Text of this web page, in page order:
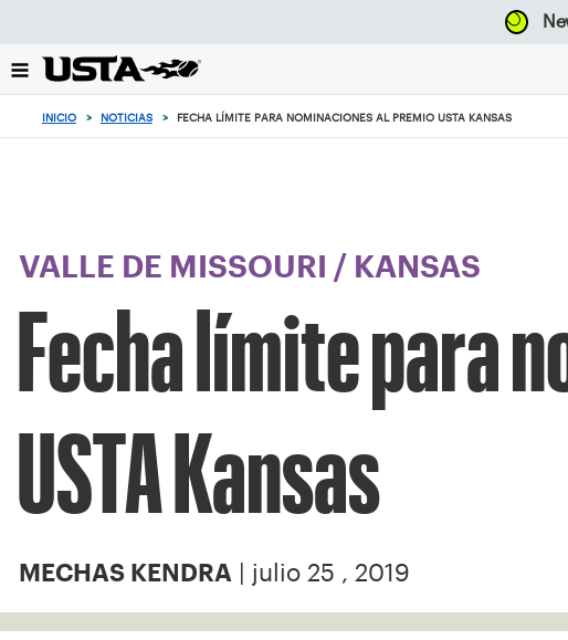
el
botón
INICIO > NOTICIAS > FECHA LÍMITE PARA NOMINACIONES AL PREMIO USTA KANSAS
VALLE DE MISSOURI / KANSAS
Fecha límite para
USTA Kansas
MECHAS KENDRA | julio 25 , 2019